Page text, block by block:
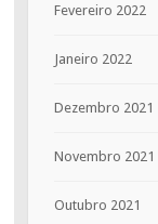
Fevereiro 2022
Janeiro 2022
Dezembro 2021
Novembro 2021
Outubro 2021